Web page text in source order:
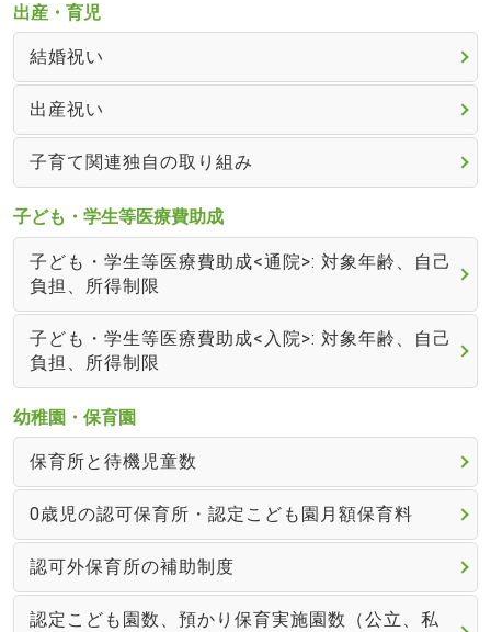
出産・育児
結婚祝い
出産祝い
子育て関連独自の取り組み
子ども・学生等医療費助成
子ども・学生等医療費助成<通院>: 対象年齢、自己
負担、所得制限
子ども・学生等医療費助成<入院>: 対象年齢、自己
負担、所得制限
幼稚園・保育園
保育所と待機児童数
0歳児の認可保育所・認定こども園月額保育料
認可外保育所の補助制度
認定こども園数、預かり保育実施園数（公立、私